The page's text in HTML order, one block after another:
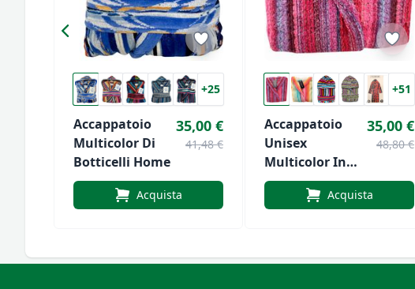
+25
Accappatoio
Multicolor Di
Botticelli Home
35,00 €
41,48 €
Acquista
+51
Accappatoio
Unisex
Multicolor In
Spugna
Cinigliata Di
35,00 €
48,80 €
Acquista